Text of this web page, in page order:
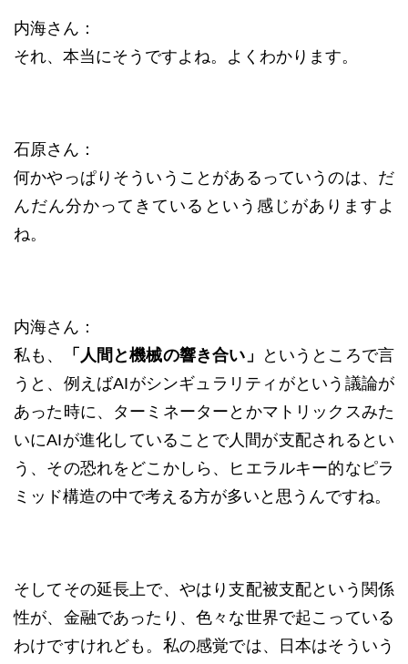
内海さん：
それ、本当にそうですよね。よくわかります。
石原さん：
何かやっぱりそういうことがあるっていうのは、だ
んだん分かってきているという感じがありますよ
ね。
内海さん：
私も、
「人間と機械の響き合い」
というところで言
うと、例えばAIがシンギュラリティがという議論が
あった時に、ターミネーターとかマトリックスみた
いにAIが進化していることで人間が支配されるとい
う、その恐れをどこかしら、ヒエラルキー的なピラ
ミッド構造の中で考える方が多いと思うんですね。
そしてその延長上で、やはり支配被支配という関係
性が、金融であったり、色々な世界で起こっている
わけですけれども。私の感覚では、日本はそういう